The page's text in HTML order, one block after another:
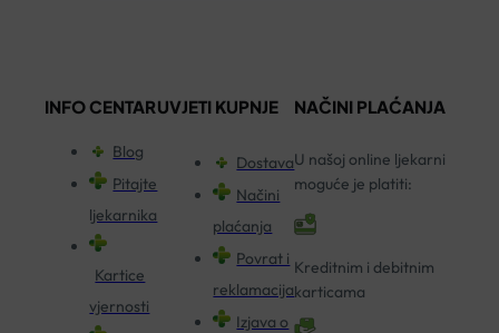
INFO CENTAR
Blog
Pitajte
ljekarnika
Kartice
vjernosti
UVJETI KUPNJE
Dostava
Načini
plaćanja
Povrat i
reklamacija
Izjava o
NAČINI PLAĆANJA
U našoj online ljekarni
moguće je platiti:
Kreditnim i debitnim
karticama